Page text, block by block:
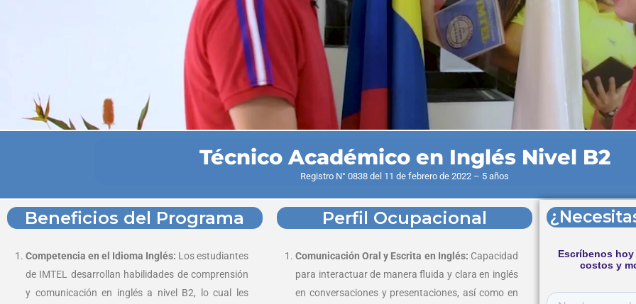
Técnico Académico en Inglés Nivel B2
Registro N° 0838 del 11 de febrero de 2022 – 5 años
Beneficios del Programa
Competencia en el Idioma Inglés: Los estudiantes
de IMTEL desarrollan habilidades de comprensión
y comunicación en inglés a nivel B2, lo cual les
Perfil Ocupacional
Comunicación Oral y Escrita en Inglés: Capacidad
para interactuar de manera fluida y clara en inglés
en conversaciones y presentaciones, así como en